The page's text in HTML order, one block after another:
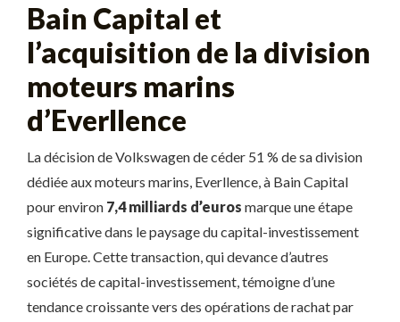
Bain Capital et
l’acquisition de la division
moteurs marins
d’Everllence
La décision de Volkswagen de céder 51 % de sa division
dédiée aux moteurs marins, Everllence, à Bain Capital
pour environ 7,4 milliards d’euros marque une étape
significative dans le paysage du capital-investissement
en Europe. Cette transaction, qui devance d’autres
sociétés de capital-investissement, témoigne d’une
tendance croissante vers des opérations de rachat par